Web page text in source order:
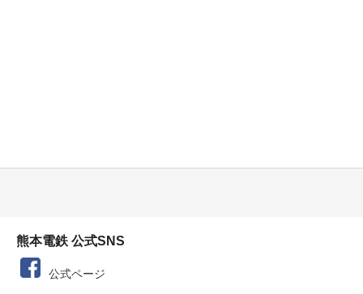
熊本電鉄 公式SNS
公式ページ